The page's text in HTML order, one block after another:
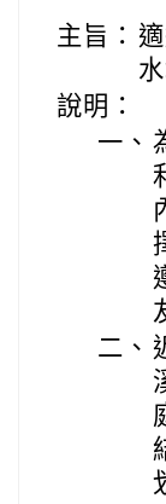
主旨：
說明：
一、
二、